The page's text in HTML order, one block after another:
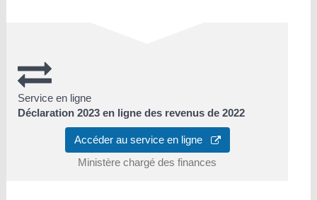
Service en ligne
Déclaration 2023 en ligne des revenus de 2022
Accéder au service en ligne
Ministère chargé des finances